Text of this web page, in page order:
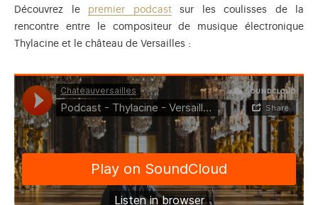
Découvrez le premier podcastsur les coulisses de la
rencontre entre le compositeur de musique électronique
Thylacine et le château de Versailles :